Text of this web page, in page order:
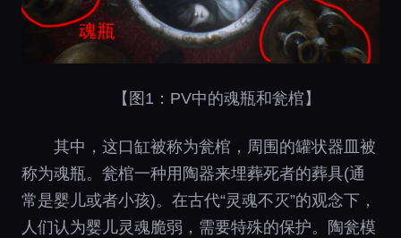
【图1：PV中的魂瓶和瓮棺】
其中，这口缸被称为瓮棺，周围的罐状器皿被
称为魂瓶。瓮棺一种用陶器来埋葬死者的葬具(通
常是婴儿或者小孩)。在古代“灵魂不灭”的观念下，
人们认为婴儿灵魂脆弱，需要特殊的保护。陶瓮模